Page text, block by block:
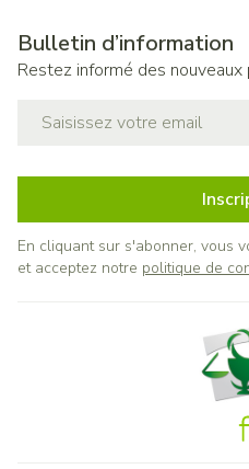
Bulletin d’information
Restez informé des
En cliquant sur s'abonner, vous
et acceptez notre politique de